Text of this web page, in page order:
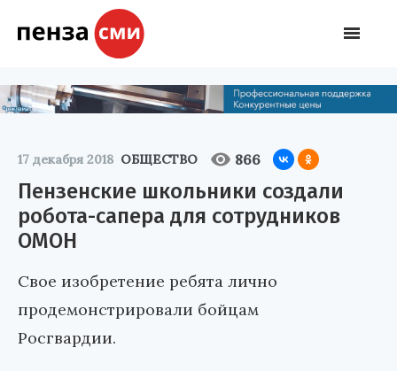
17 декабря 2018 ОБЩЕСТВО 866
Пензенские школьники создали
робота-сапера для сотрудников
ОМОН
Свое изобретение ребята лично
продемонстрировали бойцам
Росгвардии.